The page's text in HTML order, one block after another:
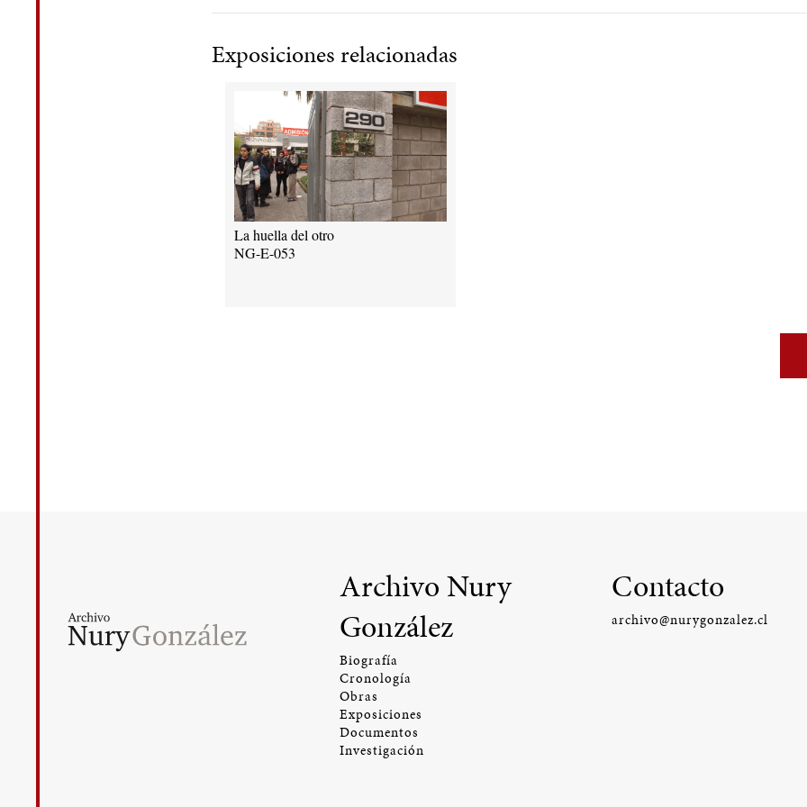
una altura media de los ojos. El
Exposiciones relacionadas
La huella del otro
NG-E-053
Archivo Nury
González
Biografía
Cronología
Obras
Exposiciones
Documentos
Investigación
Contacto
archivo@nurygonzalez.cl